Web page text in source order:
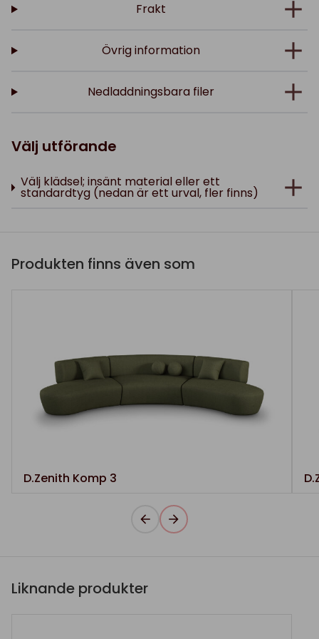
Frakt
Övrig information
Nedladdningsbara filer
Välj utförande
Välj klädsel; insänt material eller ett
standardtyg (nedan är ett urval, fler finns)
Produkten finns även som
D.Zenith Komp 3
Liknande produkter